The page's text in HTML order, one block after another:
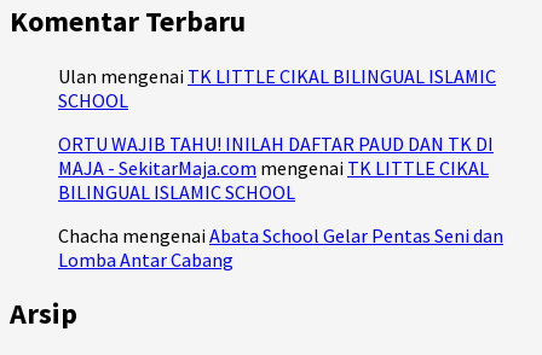
Komentar Terbaru
Ulan mengenai TK LITTLE CIKAL BILINGUAL ISLAMIC
SCHOOL
ORTU WAJIB TAHU! INILAH DAFTAR PAUD DAN TK DI
MAJA - SekitarMaja.com mengenai TK LITTLE CIKAL
BILINGUAL ISLAMIC SCHOOL
Chacha mengenai Abata School Gelar Pentas Seni dan
Lomba Antar Cabang
Arsip